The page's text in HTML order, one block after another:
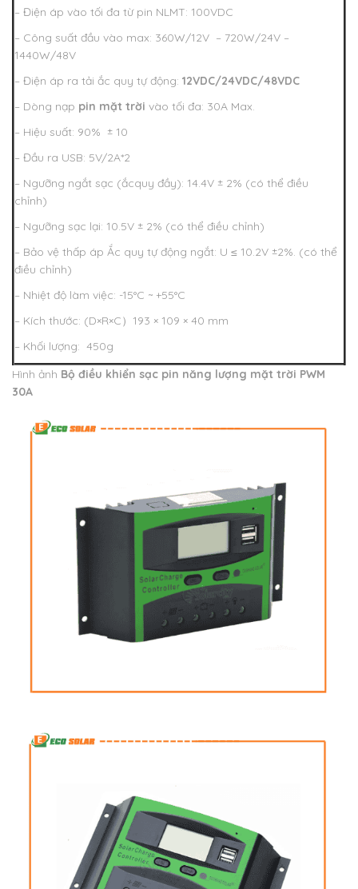
– Điện áp vào tối đa từ pin NLMT: 100VDC
– Công suất đầu vào max: 360W/12V – 720W/24V –
1440W/48V
– Điện áp ra tải ắc quy tự động: 12VDC/24VDC/48VDC
– Dòng nạp pin mặt trời vào tối đa: 30A Max.
– Hiệu suất: 90% ± 10
– Đầu ra USB: 5V/2A*2
– Ngưỡng ngắt sạc (ắcquy đầy): 14.4V ± 2% (có thể điều
chỉnh)
– Ngưỡng sạc lại: 10.5V ± 2% (có thể điều chỉnh)
– Bảo vệ thấp áp Ắc quy tự động ngắt: U ≤ 10.2V ±2%. (có thể
điều chỉnh)
– Nhiệt độ làm việc: -15°C ~ +55°C
– Kích thước: (D×R×C）193 × 109 × 40 mm
– Khối lượng: 450g
Hình ảnh Bộ điều khiển sạc pin năng lượng mặt trời PWM
30A